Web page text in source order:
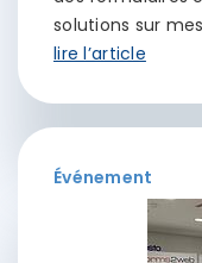
solutions sur
lire l’article
Événement